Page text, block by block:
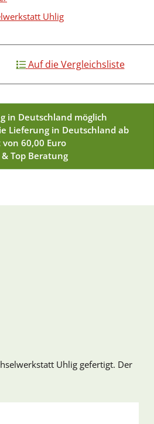
Uhlig
Auf die Vergleichsliste
in Deutschland möglich
Lieferung in Deutschland ab
60,00 Euro
Top Beratung
Uhlig gefertigt. Der